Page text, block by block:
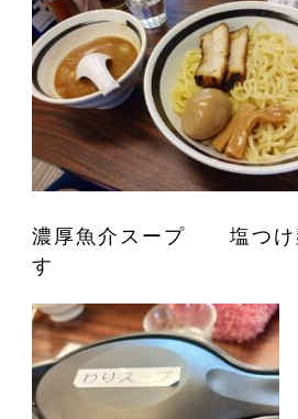
濃厚魚介スープ 塩つ
す